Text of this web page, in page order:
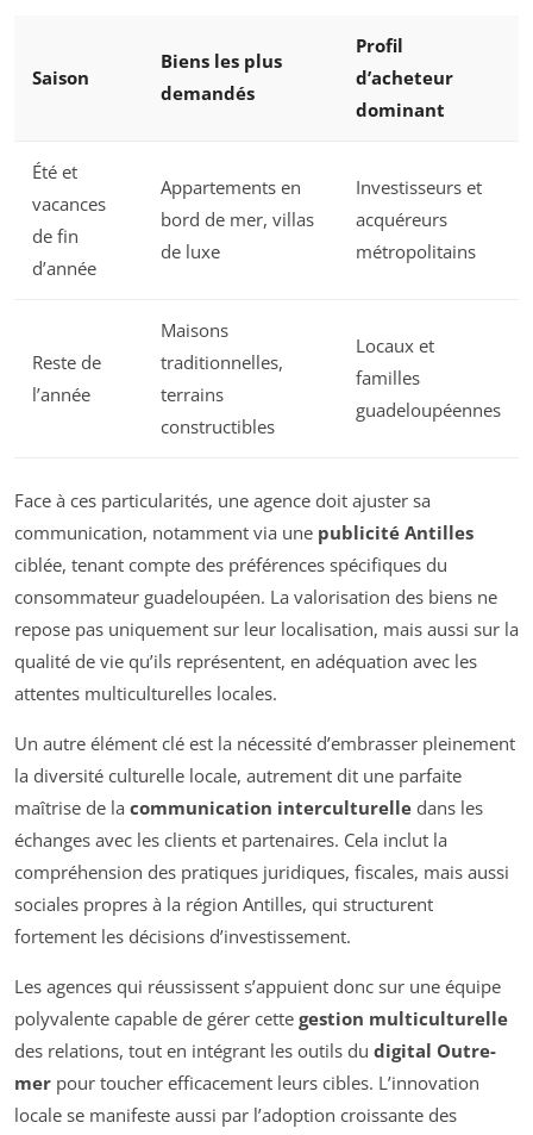
Saison
Biens les plus
demandés
Profil
d’acheteur
dominant
Été et
vacances
de fin
d’année
Appartements en
bord de mer, villas
de luxe
Investisseurs et
acquéreurs
métropolitains
Reste de
l’année
Maisons
traditionnelles,
terrains
constructibles
Locaux et
familles
guadeloupéennes
Face à ces particularités, une agence doit ajuster sa
communication, notamment via une publicité Antilles
ciblée, tenant compte des préférences spécifiques du
consommateur guadeloupéen. La valorisation des biens ne
repose pas uniquement sur leur localisation, mais aussi sur la
qualité de vie qu’ils représentent, en adéquation avec les
attentes multiculturelles locales.
Un autre élément clé est la nécessité d’embrasser pleinement
la diversité culturelle locale, autrement dit une parfaite
maîtrise de la communication interculturelle dans les
échanges avec les clients et partenaires. Cela inclut la
compréhension des pratiques juridiques, fiscales, mais aussi
sociales propres à la région Antilles, qui structurent
fortement les décisions d’investissement.
Les agences qui réussissent s’appuient donc sur une équipe
polyvalente capable de gérer cette gestion multiculturelle
des relations, tout en intégrant les outils du digital Outre-
mer pour toucher efficacement leurs cibles. L’innovation
locale se manifeste aussi par l’adoption croissante des